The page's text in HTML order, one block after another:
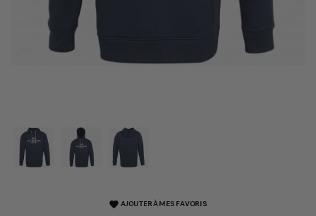
favorite AJOUTER À MES FAVORIS